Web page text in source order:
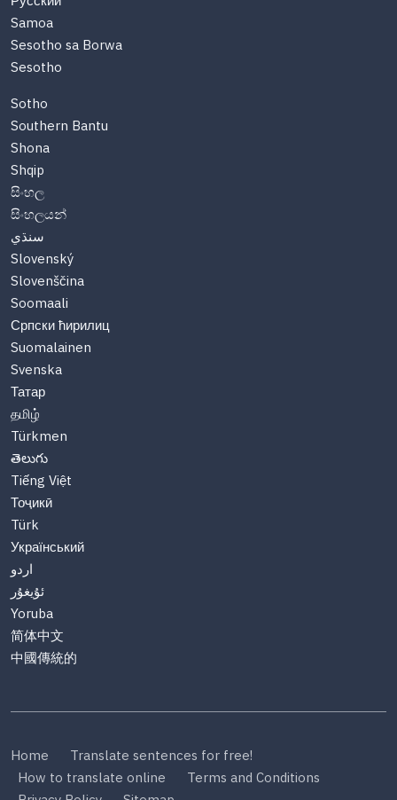
Samoa
Sesotho sa Borwa
Sesotho
Sotho
Southern Bantu
Shona
Shqip
සිංහල
සිංහලයන්
سنڌي
Slovenský
Slovenščina
Soomaali
Српски ћирилиц
Suomalainen
Svenska
Татар
தமிழ்
Türkmen
తెలుగు
Tiếng Việt
Тоҷикӣ
Türk
Український
اردو
ئۇيغۇر
Yoruba
简体中文
中國傳統的
Home
Translate sentences for free!
How to translate online
Terms and Conditions